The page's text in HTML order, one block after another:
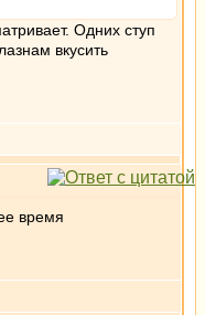
Одних ступ
вкусить
время